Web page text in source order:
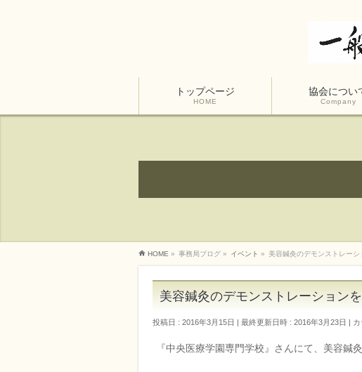
トップページ
HOME
協会につい
Company
HOME » 事務局ブログ » イベント » 美容鍼灸のデモンストレーシ
美容鍼灸のデモンストレーション
投稿日 : 2016年3月15日 最終更新日時 : 2016年3月23日
『中央医療学園専門学校』さんにて、美容鍼